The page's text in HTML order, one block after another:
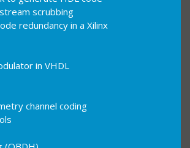
scrubbing
redundancy in a Xilinx
in VHDL
channel coding